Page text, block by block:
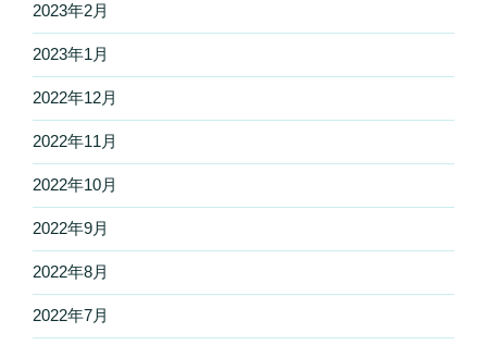
2023年2月
2023年1月
2022年12月
2022年11月
2022年10月
2022年9月
2022年8月
2022年7月